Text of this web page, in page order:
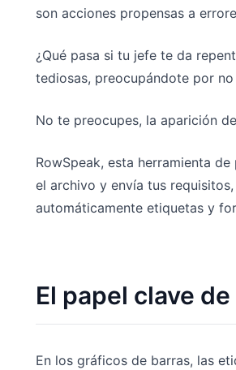
Analítica
periódicos del negocio.
Inicio rápido
usuarios y
son acciones propensas a
¿Qué pasa si tu jefe te da
tediosas, preocupándote por
No te preocupes, la aparición
RowSpeak, esta herramienta
el archivo y envía tus
automáticamente etiquetas y
El papel clave
En los gráficos de barras, las